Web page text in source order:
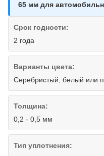
65 мм для
Срок годности:
2 года
Варианты цвета:
Серебристый, белый или
Толщина:
0,2 - 0,5 мм
Тип уплотнения: